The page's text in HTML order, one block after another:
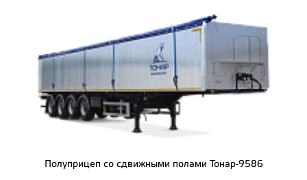
Полуприцеп со сдвижными полами Тонар-9586